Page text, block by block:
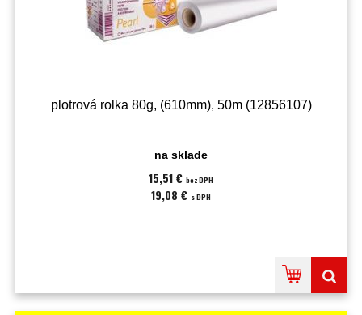
plotrová rolka 80g, (610mm), 50m (12856107)
na sklade
15,51 € bez DPH
19,08 € s DPH